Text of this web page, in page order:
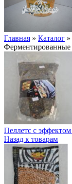
Главная » Каталог »
Ферментированные
Пеллетс с
Назад к товарам